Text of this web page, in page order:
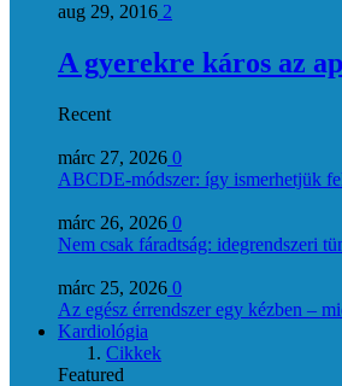
aug 29, 2016 2
A gyerekre káros az
Recent
márc 27, 2026 0
ABCDE‑módszer: így ismerhetjük
márc 26, 2026 0
Nem csak fáradtság: idegrendszeri
márc 25, 2026 0
Az egész érrendszer egy kézben –
Kardiológia
Cikkek
Featured